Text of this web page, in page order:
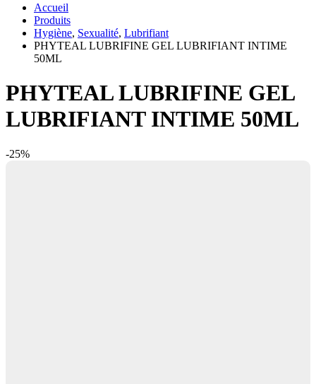
Accueil
Produits
Hygiène, Sexualité, Lubrifiant
PHYTEAL LUBRIFINE GEL LUBRIFIANT INTIME
50ML
PHYTEAL LUBRIFINE GEL
LUBRIFIANT INTIME 50ML
-25%